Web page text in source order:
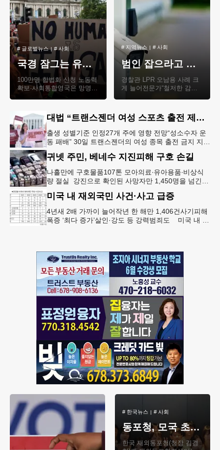
# 글로벌뉴스 #사회
국경 잠그는 유럽… 이민자에 문 여는 스페인
100만명 합법화 신청 노동력
확보·사회통합영국은 망명
신청자에 지원금 환수 정책
에서 지난 6월 이..
# 지역뉴스 # 사회
범인 잡으라고 설치한 LPR〈차량번호판 자동인식 시스템〉 스토킹에 사용
경찰관 LPR 오남용 사례 크
게 늘어전문가“철저한 감독∙
한 일부 경찰관..
대법 “트랜스젠더 여성 스포츠 출전 제한 합헌”
출생 성별기준 인정27개 주에 영향 전망“성소수자 운
동 패배” 30일 트랜스젠더의 여성 종목 출전 금지 지지
대법원이 지난달
귀넷 주민, 베네수 지진피해 구호 손길
나흘만에 구호물품107톤 모아의료∙유아용품∙비상식
량 절실 강진으로 확인된 사망자만 1,450명을 넘긴
지역사회 구호물품 모금활동
미국 내 재외국민 사건·사고 급증
4년새 2배 가까이 늘어작년 한 해만 1,406건사기피해
폭증 ‘최다 증가’살인·강도 등 강력범죄도 미국 내 재
# 한국뉴스 # 사회
동포청, 모국 초청장학생 간담회… “진로·정착 지원”
한국 재외동포청(청장 김경